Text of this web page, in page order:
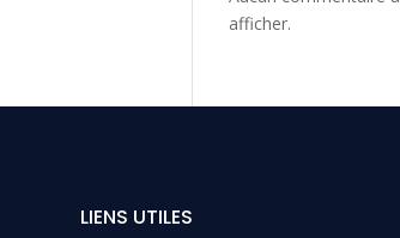
afficher.
LIENS UTILES